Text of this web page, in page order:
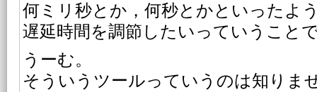
何ミリ秒とか，何秒とかといったよ
遅延時間を調節したいっていうこと
うーむ。
そういうツールっていうのは知りま